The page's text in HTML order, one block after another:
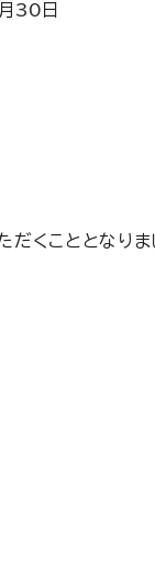
30日
くこととなりま